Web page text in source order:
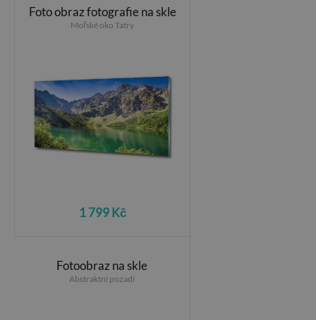
Foto obraz fotografie na skle
Mořské oko Tatry
1 799 Kč
Fotoobraz na skle
Abstraktní pozadí